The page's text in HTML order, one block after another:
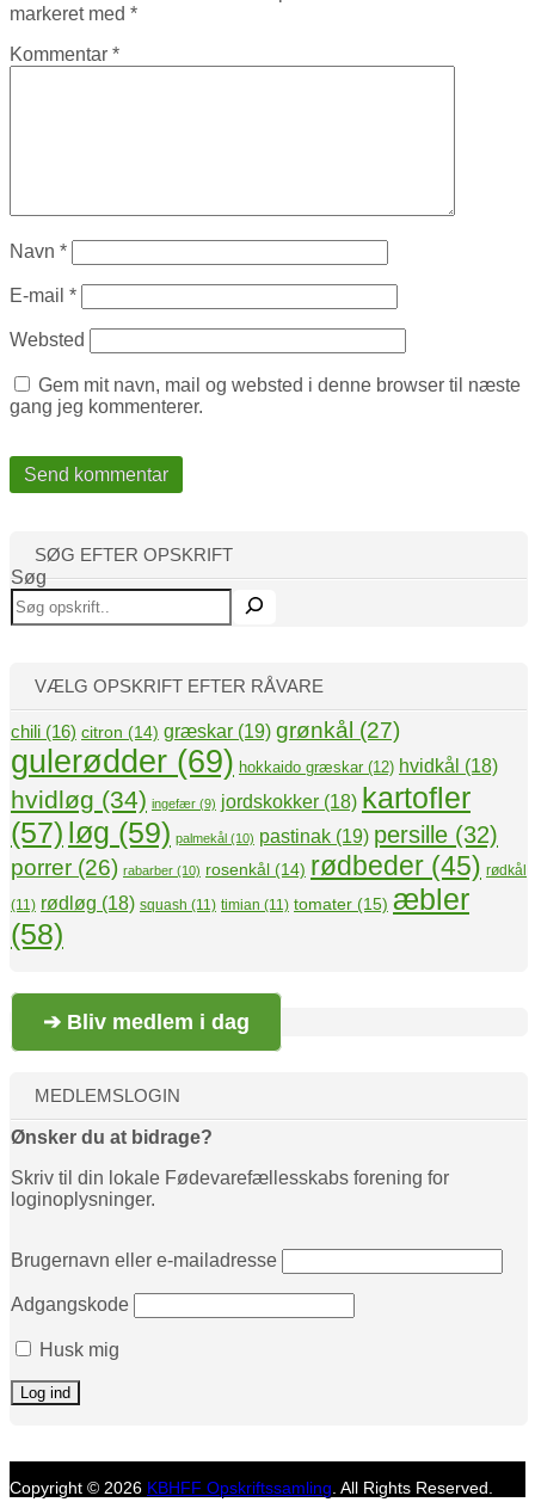
markeret med *
Kommentar *
Navn *
E-mail *
Websted
Gem mit navn, mail og websted i denne browser til næste
gang jeg kommenterer.
SØG EFTER OPSKRIFT
Søg
VÆLG OPSKRIFT EFTER RÅVARE
chili (16) citron (14) græskar (19) grønkål (27)
gulerødder (69) hokkaido græskar (12) hvidkål (18)
hvidløg (34) ingefær (9) jordskokker (18) kartofler
(57) løg (59) palmekål (10) pastinak (19) persille (32)
porrer (26) rabarber (10) rosenkål (14) rødbeder (45) rødkål
(11) rødløg (18) squash (11) timian (11) tomater (15) æbler
(58)
➔ Bliv medlem i dag
MEDLEMSLOGIN
Ønsker du at bidrage?
Skriv til din lokale Fødevarefællesskabs forening for
loginoplysninger.
Brugernavn eller e-mailadresse
Adgangskode
Husk mig
Copyright © 2026 KBHFF Opskriftssamling . All Rights Reserved.